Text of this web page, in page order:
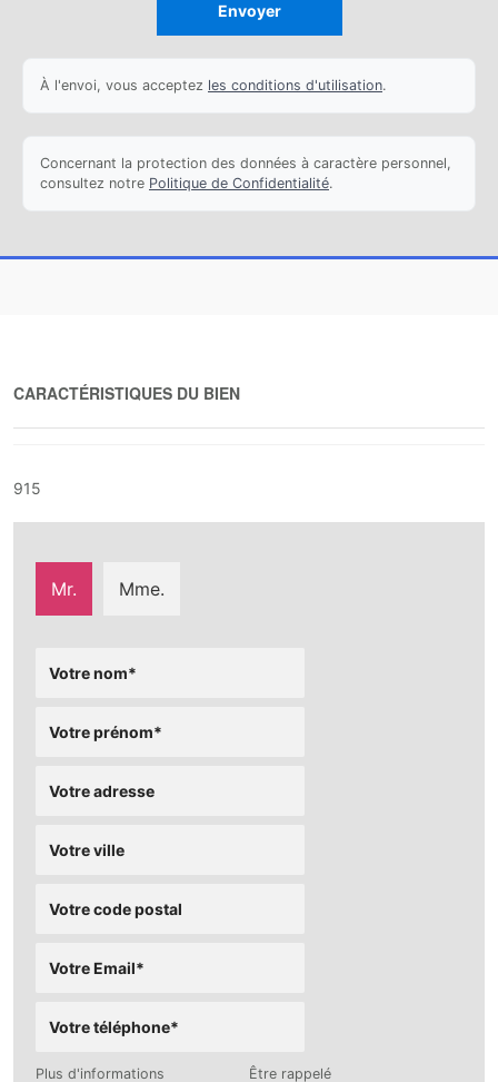
Envoyer
À l'envoi, vous acceptez les conditions d'utilisation.
Concernant la protection des données à caractère personnel,
consultez notre Politique de Confidentialité.
CARACTÉRISTIQUES DU BIEN
915
Mr. Mme.
Plus d'informations Être rappelé